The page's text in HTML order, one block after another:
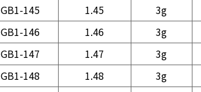
GB1-145 1.45 3g
GB1-146 1.46 3g
GB1-147 1.47 3g
GB1-148 1.48 3g